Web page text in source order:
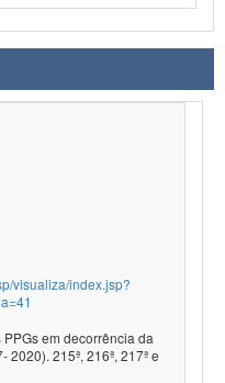
visualiza/index.jsp?
em decorrência da
215ª, 216ª, 217ª e